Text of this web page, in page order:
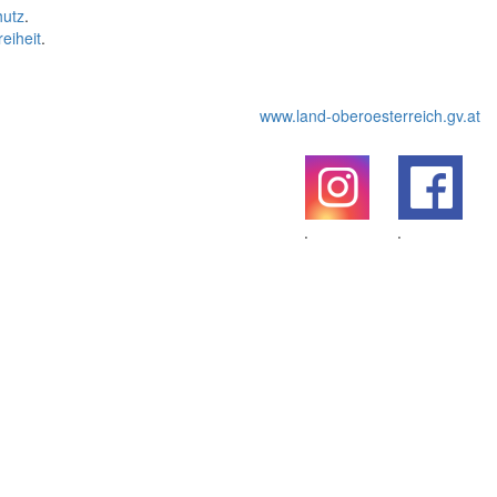
.
.
www.land-oberoesterreich.gv.at
.
.